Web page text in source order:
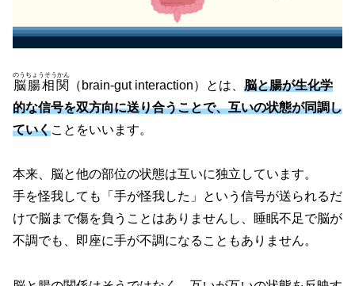
脳腸相関
のうちょうそうかん
（brain-gut interaction） とは、 脳と腸が生化学
的な信号を双方向に送り合うことで、互いの状態が同調し
ていくことをいいます。
本来、脳と他の部位の状態は互いに独立しています。
手を怪我しても「手が怪我した」という信号が送られるだ
けで脳まで傷を負うことはありませんし、睡眠不足で脳が
不調でも、即座に手が不調になることもありません。